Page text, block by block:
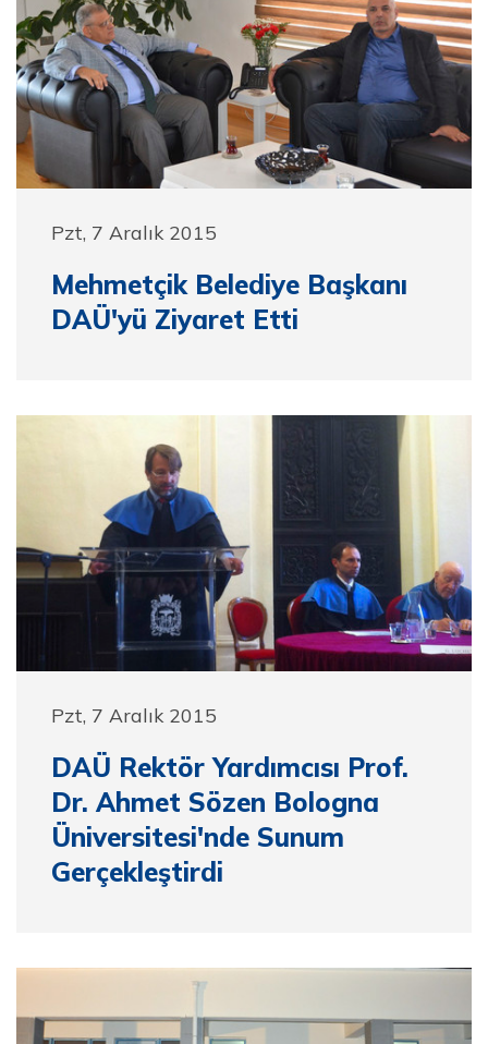
Pzt, 7 Aralık 2015
Mehmetçik Belediye Başkanı
DAÜ'yü Ziyaret Etti
Pzt, 7 Aralık 2015
DAÜ Rektör Yardımcısı Prof.
Dr. Ahmet Sözen Bologna
Üniversitesi'nde Sunum
Gerçekleştirdi